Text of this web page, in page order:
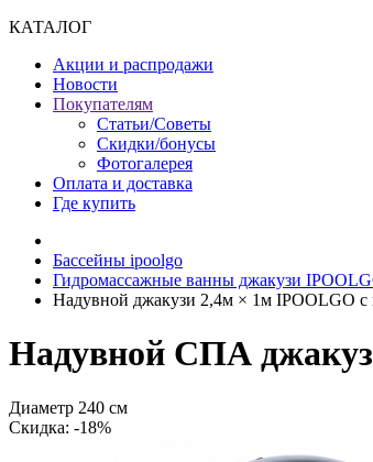
КАТАЛОГ
Акции и распродажи
Новости
Покупателям
Статьи/Советы
Скидки/бонусы
Фотогалерея
Оплата и доставка
Где купить
Бассейны ipoolgo
Гидромассажные ванны джакузи
Надувной джакузи 2,4м × 1м IPOOLGO с
Надувной СПА
Диаметр 240 см
Cкидка: -18%